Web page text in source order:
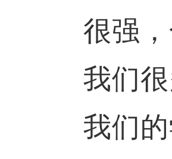
很强
我们
我们